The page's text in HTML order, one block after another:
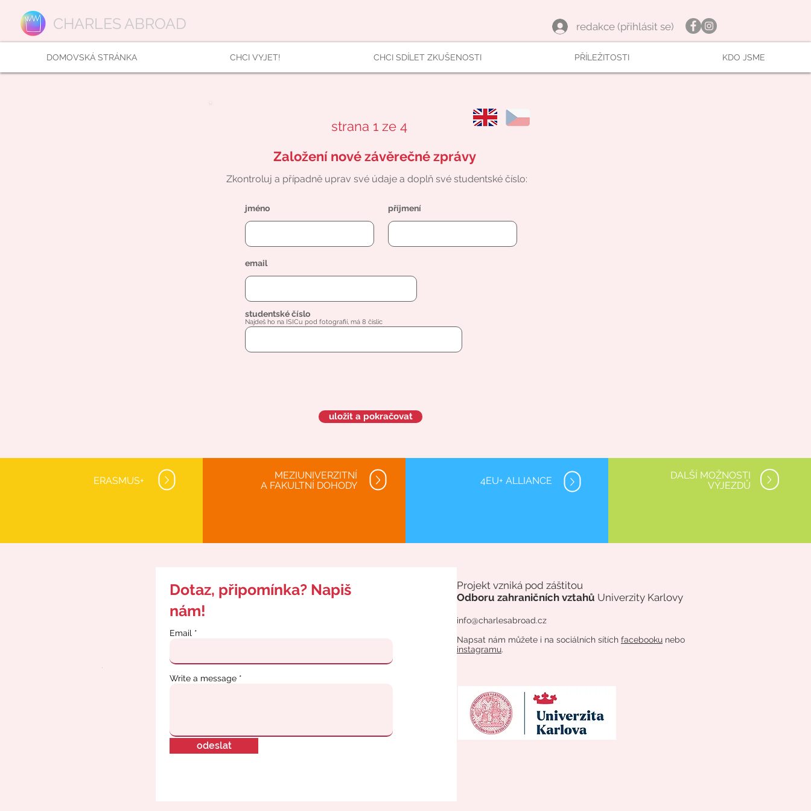
CHARLES ABROAD redakce (přihlásit se)
DOMOVSKÁ STRÁNKA CHCI VYJET! CHCI SDÍLET ZKUŠENOSTI PŘÍLEŽITOSTI KDO JSME
strana 1 ze 4
Založení nové závěrečné zprávy
Zkontroluj a případně uprav své údaje a doplň své studentské číslo:
jméno příjmení
email
studentské číslo
Najdeš ho na ISICu pod fotografií, má 8 číslic
uložit a pokračovat
ERASMUS+
MEZIUNIVERZITNÍ
A FAKULTNÍ DOHODY 4EU+ ALLIANCE
DALŠÍ MOŽNOSTI
VÝJEZDŮ
Dotaz, připomínka? Napiš
nám!
Email
Write a message
odeslat
Projekt vzniká pod záštitou
Odboru zahraničních vztahů Univerzity Karlovy
info@charlesabroad.cz
Napsat nám můžete i na sociálních sítích facebooku nebo
instagramu.